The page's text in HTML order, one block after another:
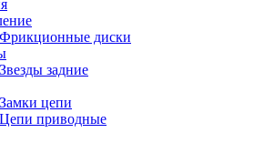
Фрикционные диски
Звезды задние
Замки цепи
Цепи приводные